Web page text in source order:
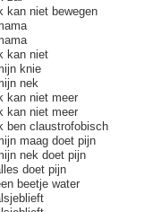
kan niet bewegen
kan niet
knie
nek
kan niet meer
kan niet meer
ben claustrofobisch
maag doet pijn
nek doet pijn
doet pijn
beetje water